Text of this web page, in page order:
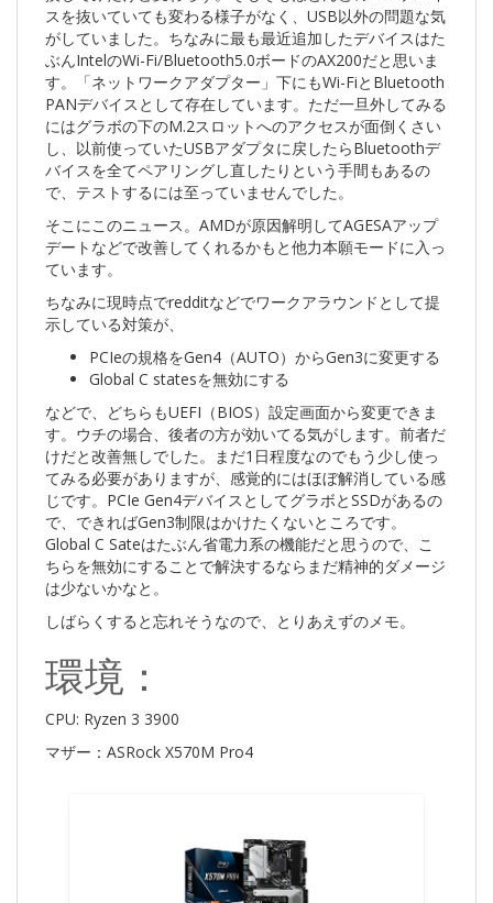
スを抜いていても変わる様子がなく、USB以外の問題な気
がしていました。ちなみに最も最近追加したデバイスはた
ぶんIntelのWi-Fi/Bluetooth5.0ボードのAX200だと思いま
す。「ネットワークアダプター」下にもWi-FiとBluetooth
PANデバイスとして存在しています。ただ一旦外してみる
にはグラボの下のM.2スロットへのアクセスが面倒くさい
し、以前使っていたUSBアダプタに戻したらBluetoothデ
バイスを全てペアリングし直したりという手間もあるの
で、テストするには至っていませんでした。
そこにこのニュース。AMDが原因解明してAGESAアップ
デートなどで改善してくれるかもと他力本願モードに入っ
ています。
ちなみに現時点でredditなどでワークアラウンドとして提
示している対策が、
PCIeの規格をGen4（AUTO）からGen3に変更する
Global C statesを無効にする
などで、どちらもUEFI（BIOS）設定画面から変更できま
す。ウチの場合、後者の方が効いてる気がします。前者だ
けだと改善無しでした。まだ1日程度なのでもう少し使っ
てみる必要がありますが、感覚的にはほぼ解消している感
じです。PCIe Gen4デバイスとしてグラボとSSDがあるの
で、できればGen3制限はかけたくないところです。
Global C Sateはたぶん省電力系の機能だと思うので、こ
ちらを無効にすることで解決するならまだ精神的ダメージ
は少ないかなと。
しばらくすると忘れそうなので、とりあえずのメモ。
環境：
CPU: Ryzen 3 3900
マザー：ASRock X570M Pro4